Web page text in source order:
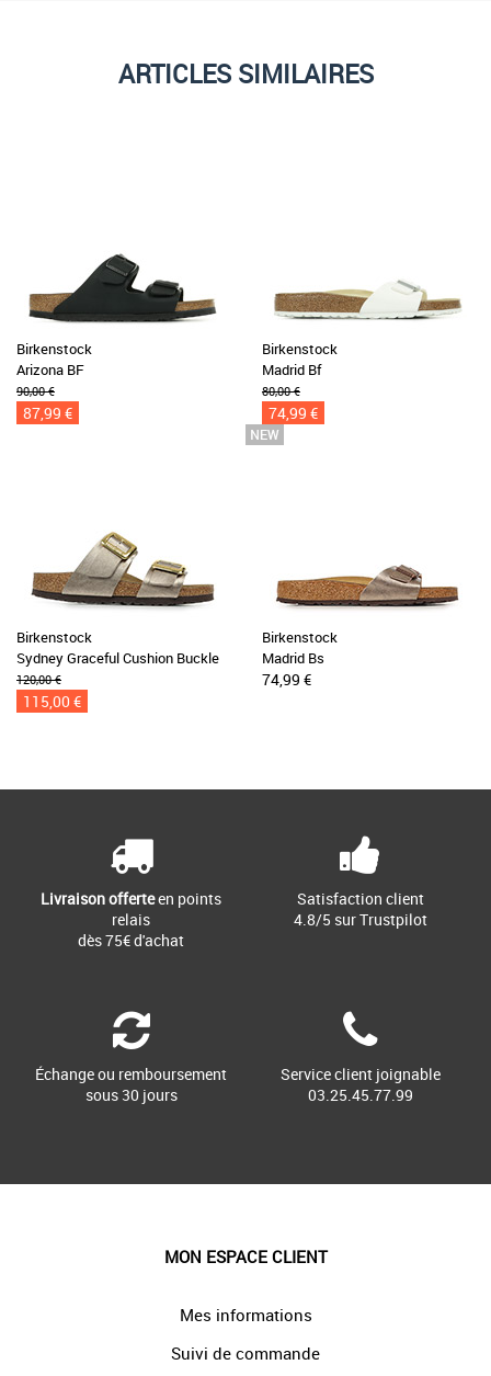
ARTICLES SIMILAIRES
Birkenstock
Arizona BF
90,00 €
87,99 €
Birkenstock
Madrid Bf
80,00 €
74,99 €
Birkenstock
Sydney Graceful Cushion Buckle
120,00 €
115,00 €
Birkenstock
Madrid Bs
74,99 €
Livraison offerteen points
relais
dès 75€ d'achat
Satisfaction client
4.8/5 sur Trustpilot
Échange ou remboursement
sous 30 jours
Service client joignable
03.25.45.77.99
MON ESPACE CLIENT
Mes informations
Suivi de commande